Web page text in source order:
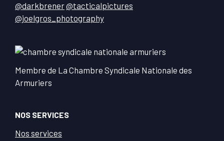
@darkbrener@tacticalpictures
@joelgros_photography
Membre de La Chambre Syndicale Nationale des
Armuriers
NOS SERVICES
Nos services